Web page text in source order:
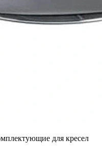
для кресел